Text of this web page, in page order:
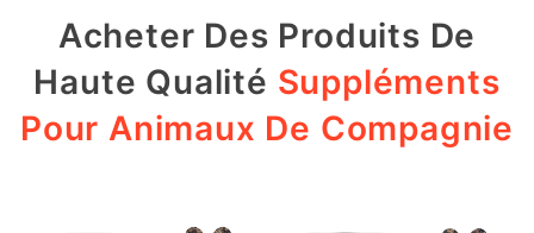
Acheter Des Produits De
Haute Qualité Suppléments
Pour Animaux De Compagnie